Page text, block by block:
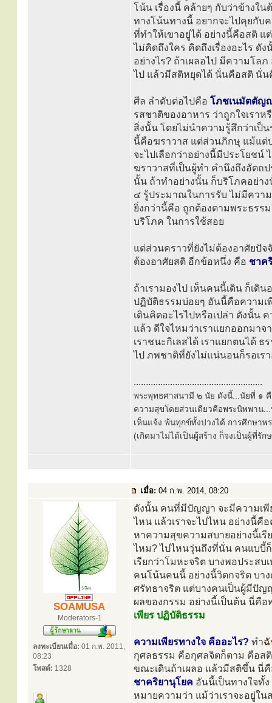
โน้น เรื่องนี้ คล้ายๆ กับว่าข้างใน
ทางโน้นทางนี้ อยากจะไปคุยกับ
ที่ทำให้เขาอยู่ได้ อย่างนี้คือสติ แ
ไม่คิดถึงใคร คิดถึงเรื่องอะไร ดั
อย่างไร? ถ้าเผลอไป มีความโล
ไป แล้วมีสติหยุดได้ นั่นคือสติ นั่น
ศีล ลำดับต่อไปคือ โภชเนมัตตัญ
รสชาติของอาหาร ว่าถูกใจเรา
สิ่งนั้น โดยไม่นำความรู้สึกว่าเป็
นี้คือฆราวาส แต่ส่วนภิกษุ แม้แต่
จะไปเลือกว่าอย่างนี้มีประโยชน์
ฆราวาสที่เป็นผู้ทำ คำนึงถึงอัตถ
นั้น ถ้าทำอย่างนั้น ก็บริโภคอย่า
๔ รู้ประมาณในการรับ ไม่มีควา
ยิ่งกว่านี้คือ ถูกต้องตามพระธรร
บริโภค ในการใช้สอย
แต่ส่วนคราวที่ยังไม่ต้องอาศัยปั
ต้องอาศัยสติ อีกข้อหนึ่ง คือ ชาค
ถ้าเรามองไป เห็นคนนี้เดิน ก็เดิ
ปฏิบัติธรรมบ่อยๆ อันนี้คือความเ
เดินคิดอะไรไปหรือเปล่า ดังนั้น
แล้ว ดีใจไหมว่าเราแยกออกมา
เราชนะกิเลสได้ เราแยกตนได้
ไป ภพชาติที่ยังไม่แน่นอนก็รอเร
.....................................................
พระพุทธศาสนามี ๒ นัย ดังนี้...นัยที่ ๑ คื
ความสุขโดยส่วนเดียวคือพระนิพพาน
เห็นแจ้ง พ้นทุกข์ทั้งปวงได้ การศึกษาพ
(เกิดมาไม่ได้เป็นผู้สร้าง ก็จงเป็นผู้ที่รั
เมื่อ: 04 ก.พ. 2014, 08:20
SOAMUSA
Moderators-1
ลงทะเบียนเมื่อ: 01 ก.พ. 2011,
08:23
โพสต์: 1328
ดังนั้น คนที่มีปัญญา จะมีความเ
ไหน แล้วเราจะไปไหน อย่างนี้
หาความสุขความสบายอย่างนี้เรี
ไหม? ไปไหนวุ่นถึงที่นั่น คนแบบี้ก็
เรียกว่าโมหะจริต บางพอประส
คนโน้นคนนี้ อย่างนี้วิตกจริต บา
ศรัทธาจริต แต่บางคนเป็นผู้มีปัญ
ผลของกรรม อย่างนี้เป็นต้น นี่คื
เพียร ปฏิบัติธรรม
ความเพียรทางใจ คืออะไร? ทำฉั
กุศลธรรม คือกุศลจิตก็ตาม คือส
ขณะเดินถ้าเผลอ แล้วมีสติขึ้น นี่
ชาคริยานุโยค อันนี้เป็นทางใจทั้
หมายความว่า แม้ว่าเราจะอยู่ใน